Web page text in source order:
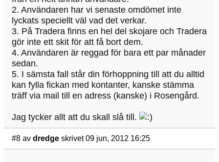
2. Användaren har vi senaste omdömet inte
lyckats speciellt väl vad det verkar.
3. På Tradera finns en hel del skojare och Tradera
gör inte ett skit för att få bort dem.
4. Användaren är reggad för bara ett par månader
sedan.
5. I sämsta fall står din förhoppning till att du alltid
kan fylla fickan med kontanter, kanske stämma
träff via mail till en adress (kanske) i Rosengård.
Jag tycker allt att du skall slå till.
#8 av dredge skrivet 09 jun, 2012 16:25